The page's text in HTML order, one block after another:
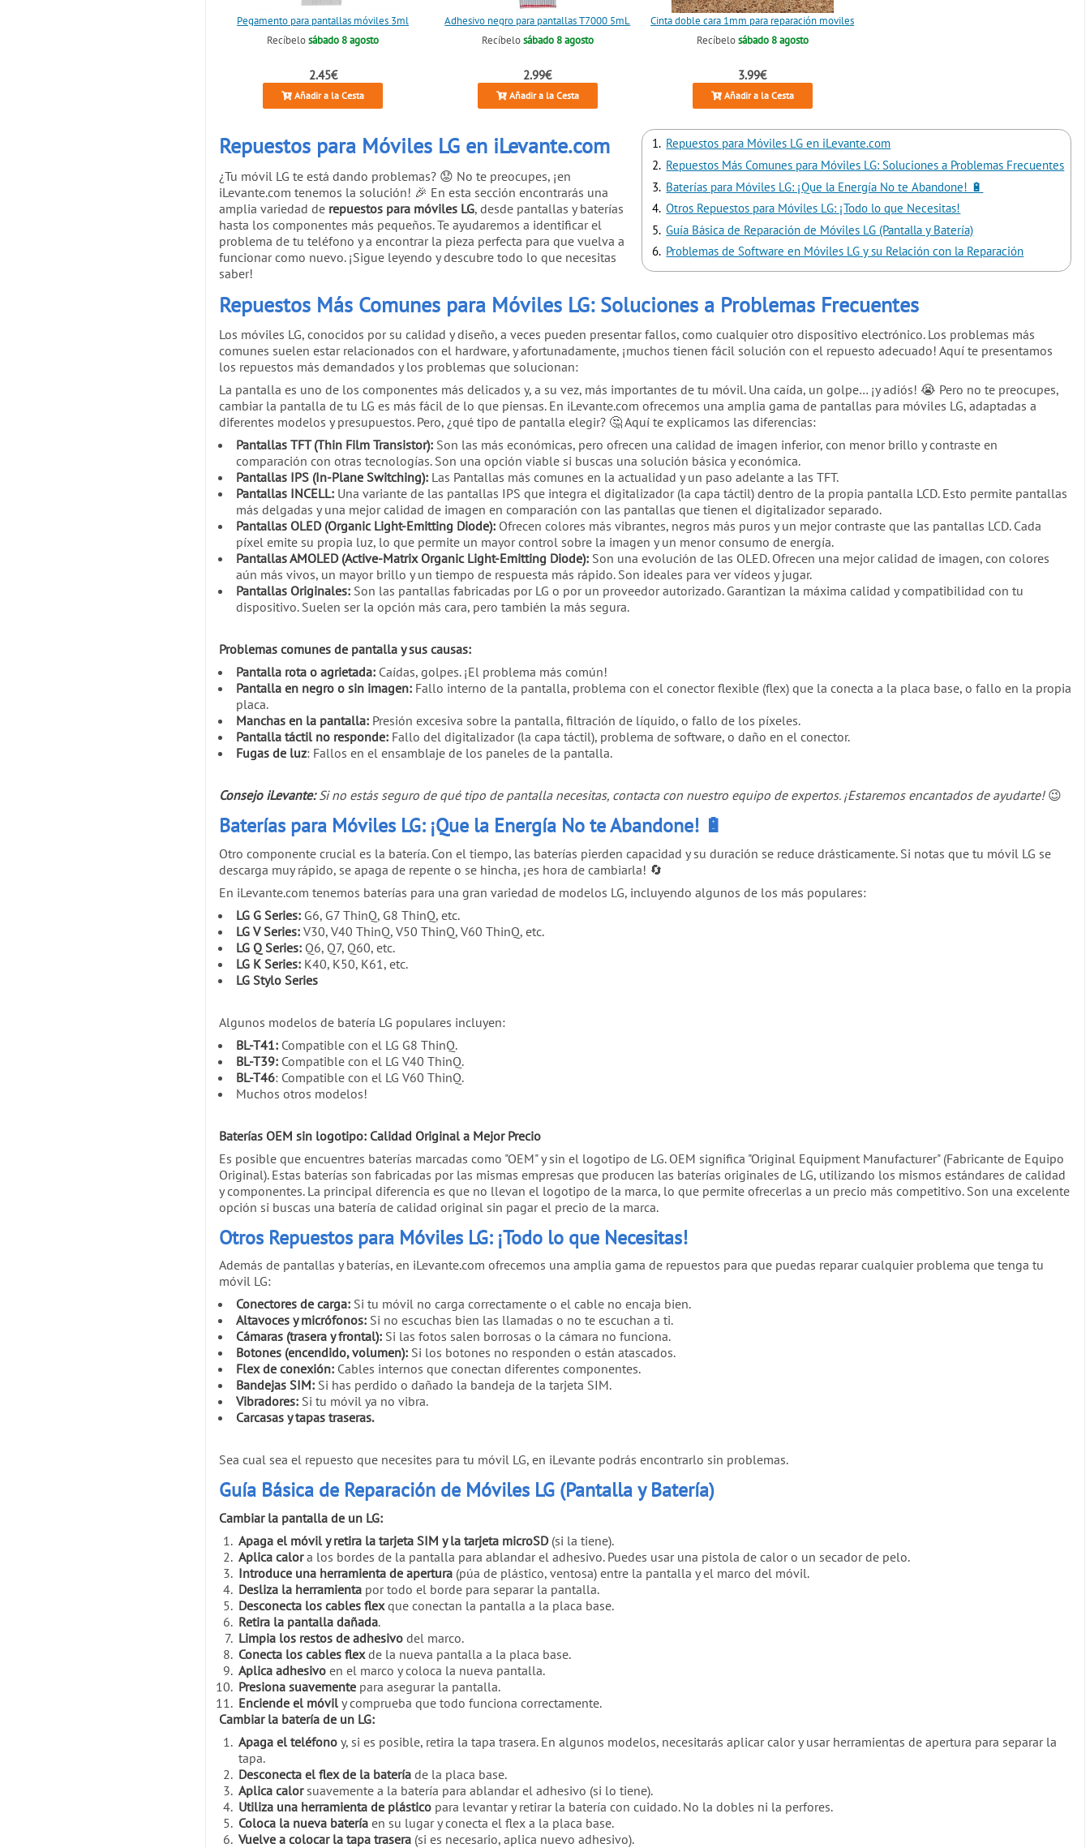
Pegamento para pantallas móviles 3ml
Recíbelosábado 8 agosto
2.45€
Añadir a la Cesta
Adhesivo negro para pantallas T7000 5mL
Recíbelosábado 8 agosto
2.99€
Añadir a la Cesta
Cinta doble cara 1mm para reparación moviles
Recíbelosábado 8 agosto
3.99€
Añadir a la Cesta
Repuestos para Móviles LG en iLevante.com
Repuestos Más Comunes para Móviles LG: Soluciones a Problemas Frecuentes
Baterías para Móviles LG: ¡Que la Energía No te Abandone! 🔋
Otros Repuestos para Móviles LG: ¡Todo lo que Necesitas!
Guía Básica de Reparación de Móviles LG (Pantalla y Batería)
Problemas de Software en Móviles LG y su Relación con la Reparación
Repuestos para Móviles LG en iLevante.com
¿Tu móvil LG te está dando problemas? 😟 No te preocupes, ¡en
iLevante.com tenemos la solución! 🎉 En esta sección encontrarás una
amplia variedad de repuestos para móviles LG, desde pantallas y baterías
hasta los componentes más pequeños. Te ayudaremos a identificar el
problema de tu teléfono y a encontrar la pieza perfecta para que vuelva a
funcionar como nuevo. ¡Sigue leyendo y descubre todo lo que necesitas
saber!
Repuestos Más Comunes para Móviles LG: Soluciones a Problemas Frecuentes
Los móviles LG, conocidos por su calidad y diseño, a veces pueden presentar fallos, como cualquier otro dispositivo electrónico. Los problemas más
comunes suelen estar relacionados con el hardware, y afortunadamente, ¡muchos tienen fácil solución con el repuesto adecuado! Aquí te presentamos
los repuestos más demandados y los problemas que solucionan:
La pantalla es uno de los componentes más delicados y, a su vez, más importantes de tu móvil. Una caída, un golpe… ¡y adiós! 😭 Pero no te preocupes,
cambiar la pantalla de tu LG es más fácil de lo que piensas. En iLevante.com ofrecemos una amplia gama de pantallas para móviles LG, adaptadas a
diferentes modelos y presupuestos. Pero, ¿qué tipo de pantalla elegir? 🤔 Aquí te explicamos las diferencias:
Pantallas TFT (Thin Film Transistor):Son las más económicas, pero ofrecen una calidad de imagen inferior, con menor brillo y contraste en
comparación con otras tecnologías. Son una opción viable si buscas una solución básica y económica.
Pantallas IPS (In-Plane Switching):Las Pantallas más comunes en la actualidad y un paso adelante a las TFT.
Pantallas INCELL:Una variante de las pantallas IPS que integra el digitalizador (la capa táctil) dentro de la propia pantalla LCD. Esto permite pantallas
más delgadas y una mejor calidad de imagen en comparación con las pantallas que tienen el digitalizador separado.
Pantallas OLED (Organic Light-Emitting Diode):Ofrecen colores más vibrantes, negros más puros y un mejor contraste que las pantallas LCD. Cada
píxel emite su propia luz, lo que permite un mayor control sobre la imagen y un menor consumo de energía.
Pantallas AMOLED (Active-Matrix Organic Light-Emitting Diode):Son una evolución de las OLED. Ofrecen una mejor calidad de imagen, con colores
aún más vivos, un mayor brillo y un tiempo de respuesta más rápido. Son ideales para ver vídeos y jugar.
Pantallas Originales:Son las pantallas fabricadas por LG o por un proveedor autorizado. Garantizan la máxima calidad y compatibilidad con tu
dispositivo. Suelen ser la opción más cara, pero también la más segura.
Problemas comunes de pantalla y sus causas:
Pantalla rota o agrietada:Caídas, golpes. ¡El problema más común!
Pantalla en negro o sin imagen:Fallo interno de la pantalla, problema con el conector flexible (flex) que la conecta a la placa base, o fallo en la propia
placa.
Manchas en la pantalla:Presión excesiva sobre la pantalla, filtración de líquido, o fallo de los píxeles.
Pantalla táctil no responde:Fallo del digitalizador (la capa táctil), problema de software, o daño en el conector.
Fugas de luz: Fallos en el ensamblaje de los paneles de la pantalla.
Consejo iLevante:Si no estás seguro de qué tipo de pantalla necesitas, contacta con nuestro equipo de expertos. ¡Estaremos encantados de ayudarte!😉
Baterías para Móviles LG: ¡Que la Energía No te Abandone! 🔋
Otro componente crucial es la batería. Con el tiempo, las baterías pierden capacidad y su duración se reduce drásticamente. Si notas que tu móvil LG se
descarga muy rápido, se apaga de repente o se hincha, ¡es hora de cambiarla! 🔄
En iLevante.com tenemos baterías para una gran variedad de modelos LG, incluyendo algunos de los más populares:
LG G Series:G6, G7 ThinQ, G8 ThinQ, etc.
LG V Series:V30, V40 ThinQ, V50 ThinQ, V60 ThinQ, etc.
LG Q Series:Q6, Q7, Q60, etc.
LG K Series:K40, K50, K61, etc.
LG Stylo Series
Algunos modelos de batería LG populares incluyen:
BL-T41:Compatible con el LG G8 ThinQ.
BL-T39:Compatible con el LG V40 ThinQ.
BL-T46: Compatible con el LG V60 ThinQ.
Muchos otros modelos!
Baterías OEM sin logotipo: Calidad Original a Mejor Precio
Es posible que encuentres baterías marcadas como "OEM" y sin el logotipo de LG. OEM significa "Original Equipment Manufacturer" (Fabricante de Equipo
Original). Estas baterías son fabricadas por las mismas empresas que producen las baterías originales de LG, utilizando los mismos estándares de calidad
y componentes. La principal diferencia es que no llevan el logotipo de la marca, lo que permite ofrecerlas a un precio más competitivo. Son una excelente
opción si buscas una batería de calidad original sin pagar el precio de la marca.
Otros Repuestos para Móviles LG: ¡Todo lo que Necesitas!
Además de pantallas y baterías, en iLevante.com ofrecemos una amplia gama de repuestos para que puedas reparar cualquier problema que tenga tu
móvil LG:
Conectores de carga:Si tu móvil no carga correctamente o el cable no encaja bien.
Altavoces y micrófonos:Si no escuchas bien las llamadas o no te escuchan a ti.
Cámaras (trasera y frontal):Si las fotos salen borrosas o la cámara no funciona.
Botones (encendido, volumen):Si los botones no responden o están atascados.
Flex de conexión:Cables internos que conectan diferentes componentes.
Bandejas SIM:Si has perdido o dañado la bandeja de la tarjeta SIM.
Vibradores:Si tu móvil ya no vibra.
Carcasas y tapas traseras.
Sea cual sea el repuesto que necesites para tu móvil LG, en iLevante podrás encontrarlo sin problemas.
Guía Básica de Reparación de Móviles LG (Pantalla y Batería)
Cambiar la pantalla de un LG:
Apaga el móvil y retira la tarjeta SIM y la tarjeta microSD(si la tiene).
Aplica calora los bordes de la pantalla para ablandar el adhesivo. Puedes usar una pistola de calor o un secador de pelo.
Introduce una herramienta de apertura(púa de plástico, ventosa) entre la pantalla y el marco del móvil.
Desliza la herramientapor todo el borde para separar la pantalla.
Desconecta los cables flexque conectan la pantalla a la placa base.
Retira la pantalla dañada.
Limpia los restos de adhesivodel marco.
Conecta los cables flexde la nueva pantalla a la placa base.
Aplica adhesivoen el marco y coloca la nueva pantalla.
Presiona suavementepara asegurar la pantalla.
Enciende el móvily comprueba que todo funciona correctamente.
Cambiar la batería de un LG:
Apaga el teléfonoy, si es posible, retira la tapa trasera. En algunos modelos, necesitarás aplicar calor y usar herramientas de apertura para separar la
tapa.
Desconecta el flex de la bateríade la placa base.
Aplica calorsuavemente a la batería para ablandar el adhesivo (si lo tiene).
Utiliza una herramienta de plásticopara levantar y retirar la batería con cuidado. No la dobles ni la perfores.
Coloca la nueva bateríaen su lugar y conecta el flex a la placa base.
Vuelve a colocar la tapa trasera(si es necesario, aplica nuevo adhesivo).